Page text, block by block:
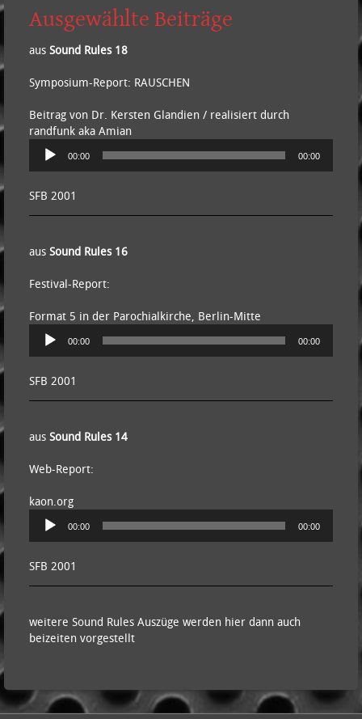
Ausgewählte Beiträge
aus Sound Rules 18
Symposium-Report: RAUSCHEN
Beitrag von Dr. Kersten Glandien / realisiert durch
randfunk aka Amian
Audio-
Player
00:00 00:00
SFB 2001
aus Sound Rules 16
Festival-Report:
Format 5 in der Parochialkirche, Berlin-Mitte
Audio-
Player
00:00 00:00
SFB 2001
aus Sound Rules 14
Web-Report:
kaon.org
Audio-
Player
00:00 00:00
SFB 2001
weitere Sound Rules Auszüge werden hier dann auch
beizeiten vorgestellt